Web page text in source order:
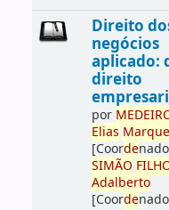
Direito
negócios
aplicado:
direito
por MEDE
Elias
[Coorde
SIMÃO
Adalberto
[Coorde